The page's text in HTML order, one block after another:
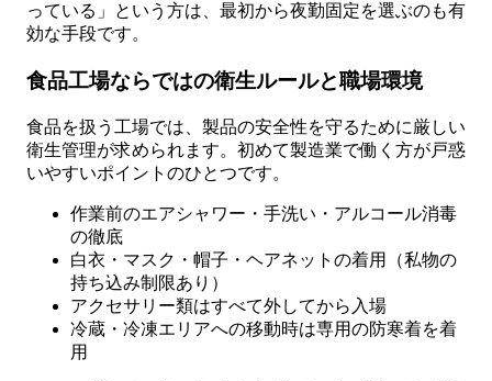
っている」という方は、最初から夜勤固定を選ぶのも有
効な手段です。
食品工場ならではの衛生ルールと職場環境
食品を扱う工場では、製品の安全性を守るために厳しい
衛生管理が求められます。初めて製造業で働く方が戸惑
いやすいポイントのひとつです。
作業前のエアシャワー・手洗い・アルコール消毒
の徹底
白衣・マスク・帽子・ヘアネットの着用（私物の
持ち込み制限あり）
アクセサリー類はすべて外してから入場
冷蔵・冷凍エリアへの移動時は専用の防寒着を着
用